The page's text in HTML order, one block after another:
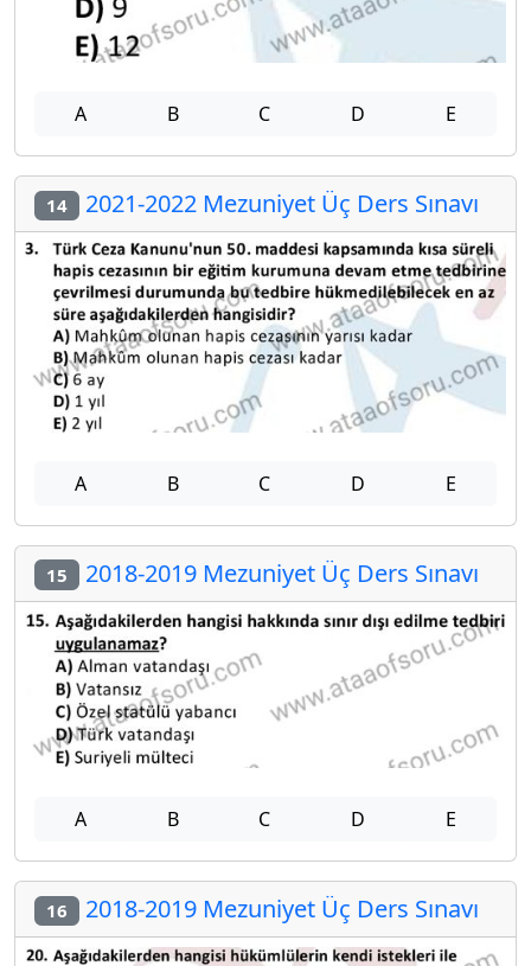
A B C D E
14 2021-2022 Mezuniyet Üç Ders Sınavı
A B C D E
15 2018-2019 Mezuniyet Üç Ders Sınavı
A B C D E
16 2018-2019 Mezuniyet Üç Ders Sınavı